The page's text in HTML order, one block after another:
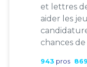
et lettres
aider les
chances de
943 pros 869